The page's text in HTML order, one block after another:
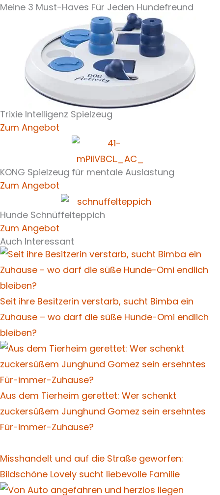
Meine 3 Must-Haves Für Jeden Hundefreund​
Trixie Intelligenz Spielzeug
Zum Angebot
KONG Spielzeug für mentale Auslastung
Zum Angebot
Hunde Schnüffelteppich
Zum Angebot
Auch Interessant
Seit ihre Besitzerin verstarb, sucht Bimba ein
Zuhause – wo darf die süße Hunde-Omi endlich
bleiben?
Aus dem Tierheim gerettet: Wer schenkt
zuckersüßem Junghund Gomez sein ersehntes
Für-immer-Zuhause?
Misshandelt und auf die Straße geworfen:
Bildschöne Lovely sucht liebevolle Familie